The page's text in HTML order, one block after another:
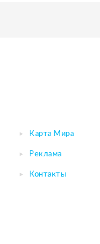
Карта Мира
Реклама
Контакты